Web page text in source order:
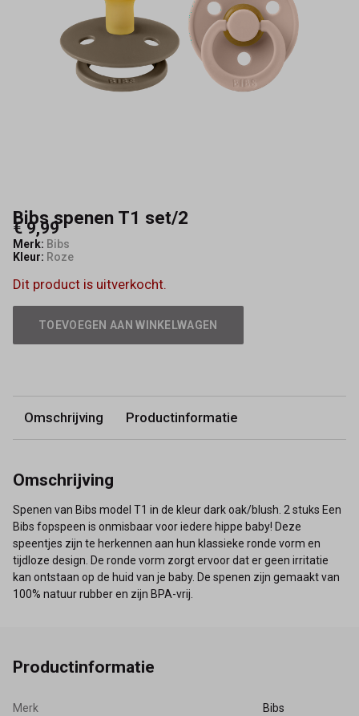
Bibs spenen T1 set/2
€ 9,99
Merk: Bibs
Kleur: Roze
Dit product is uitverkocht.
TOEVOEGEN AAN WINKELWAGEN
Omschrijving Productinformatie
Omschrijving
Spenen van Bibs model T1 in de kleur dark oak/blush. 2 stuks Een
Bibs fopspeen is onmisbaar voor iedere hippe baby! Deze
speentjes zijn te herkennen aan hun klassieke ronde vorm en
tijdloze design. De ronde vorm zorgt ervoor dat er geen irritatie
kan ontstaan op de huid van je baby. De spenen zijn gemaakt van
100% natuur rubber en zijn BPA-vrij.
Productinformatie
Merk Bibs